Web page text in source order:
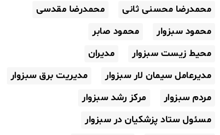
محمدرضا محسنی ثانی
محمدرضا مقدسی
محمود سبزوار
محمود صابر
محیط زیست سبزوار
مدیران
مدیرعامل سیمان لار سبزوار
مدیریت برق سبزوار
مردم سبزوار
مرکز رشد سبزوار
مسئول ستاد پزشکیان در سبزوار